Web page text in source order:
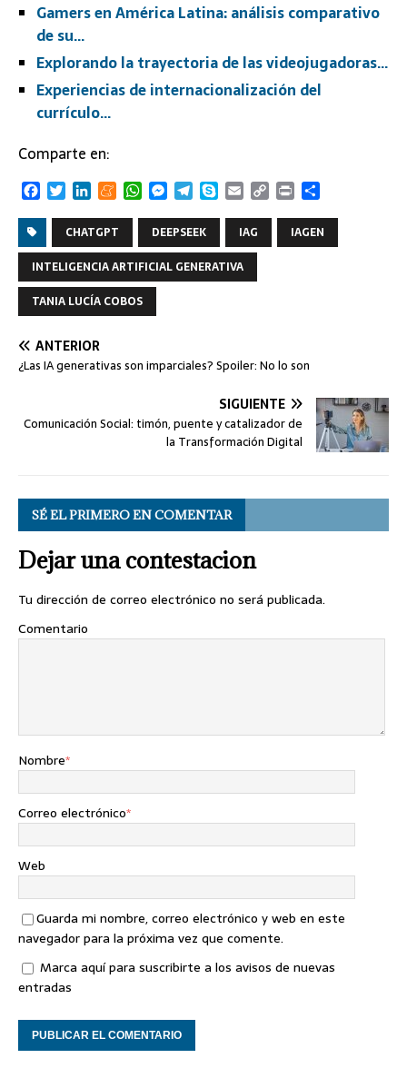
Gamers en América Latina: análisis comparativo
de su…
Explorando la trayectoria de las videojugadoras…
Experiencias de internacionalización del
currículo…
Comparte en:
F
e
b
o
o
k
T
i
t
t
e
r
L
n
k
e
d
I
n
M
n
e
a
m
e
W
t
s
A
p
p
M
s
s
e
n
T
l
e
g
r
S
p
e
E
a
i
C
y
P
i
n
m
p
CHATGPT DEEPSEEK IAG
IAGEN
INTELIGENCIA ARTIFICIAL GENERATIVA
TANIA LUCÍA COBOS
ANTERIOR
¿Las IA generativas son imparciales? Spoiler: No lo son
SIGUIENTE
Comunicación Social: timón, puente y catalizador de
la Transformación Digital
SÉ EL PRIMERO EN COMENTAR
Dejar una contestacion
Tu dirección de correo electrónico no será publicada.
Comentario
Nombre*
Correo electrónico*
Web
Guarda mi nombre, correo electrónico y web en este
navegador para la próxima vez que comente.
Marca aquí para suscribirte a los avisos de nuevas
entradas